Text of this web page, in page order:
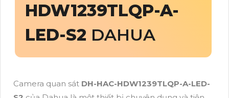
HDW1239TLQP-A-
LED-S2 DAHUA
Camera quan sát DH-HAC-HDW1239TLQP-A-LED-